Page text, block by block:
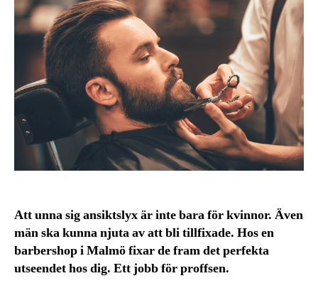
Att unna sig ansiktslyx är inte bara för kvinnor. Även
män ska kunna njuta av att bli tillfixade. Hos en
barbershop i Malmö fixar de fram det perfekta
utseendet hos dig. Ett jobb för proffsen.